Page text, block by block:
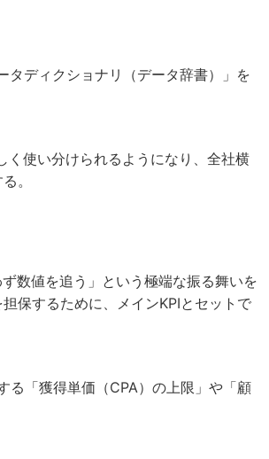
タディクショナリ（データ辞書）」を
く使い分けられるようになり、全社横
。
数値を追う」という極端な振る舞いを
保するために、メインKPIとセットで
る「獲得単価（CPA）の上限」や「顧